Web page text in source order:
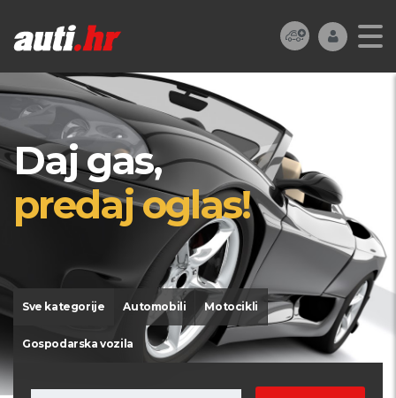
Daj gas,
predaj oglas!
Sve kategorije Automobili Motocikli
Gospodarska vozila